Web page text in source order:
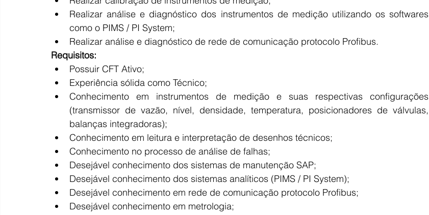
Realizar análise e diagnóstico dos instrumentos de medição utilizando os softwares
como o PIMS / PI System;
Realizar análise e diagnóstico de rede de comunicação protocolo Profibus.
Requisitos:
Possuir CFT Ativo;
Experiência sólida como Técnico;
Conhecimento em instrumentos de medição e suas respectivas configurações
(transmissor de vazão, nível, densidade, temperatura, posicionadores de válvulas,
balanças integradoras);
Conhecimento em leitura e interpretação de desenhos técnicos;
Conhecimento no processo de análise de falhas;
Desejável conhecimento dos sistemas de manutenção SAP;
Desejável conhecimento dos sistemas analíticos (PIMS / PI System);
Desejável conhecimento em rede de comunicação protocolo Profibus;
Desejável conhecimento em metrologia;